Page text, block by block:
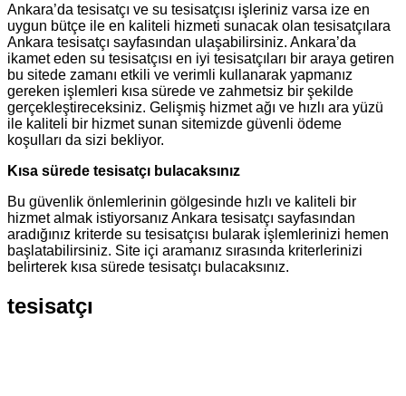
Ankara’da tesisatçı ve su tesisatçısı işleriniz varsa ize en
uygun bütçe ile en kaliteli hizmeti sunacak olan tesisatçılara
Ankara tesisatçı sayfasından ulaşabilirsiniz. Ankara’da
ikamet eden su tesisatçısı en iyi tesisatçıları bir araya getiren
bu sitede zamanı etkili ve verimli kullanarak yapmanız
gereken işlemleri kısa sürede ve zahmetsiz bir şekilde
gerçekleştireceksiniz. Gelişmiş hizmet ağı ve hızlı ara yüzü
ile kaliteli bir hizmet sunan sitemizde güvenli ödeme
koşulları da sizi bekliyor.
Kısa sürede tesisatçı bulacaksınız
Bu güvenlik önlemlerinin gölgesinde hızlı ve kaliteli bir
hizmet almak istiyorsanız Ankara tesisatçı sayfasından
aradığınız kriterde su tesisatçısı bularak işlemlerinizi hemen
başlatabilirsiniz. Site içi aramanız sırasında kriterlerinizi
belirterek kısa sürede tesisatçı bulacaksınız.
tesisatçı